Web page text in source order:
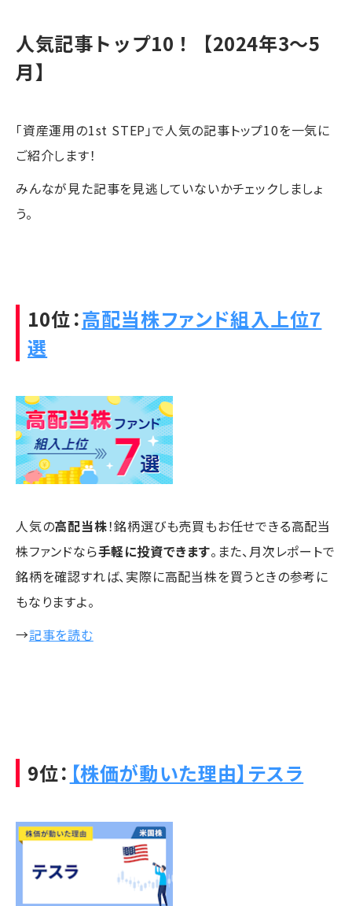
人気記事トップ10！【2024年3～5
月】
「資産運用の1st STEP」で人気の記事トップ10を一気に
ご紹介します！
みんなが見た記事を見逃していないかチェックしましょ
う。
10位：高配当株ファンド組入上位7
選
人気の高配当株！銘柄選びも売買もお任せできる高配当
株ファンドなら手軽に投資できます。また、月次レポートで
銘柄を確認すれば、実際に高配当株を買うときの参考に
もなりますよ。
→記事を読む
9位： 【株価が動いた理由】テスラ